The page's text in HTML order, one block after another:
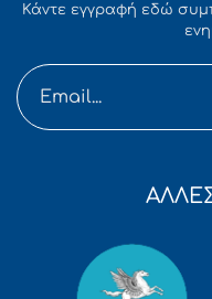
Κάντε εγγραφή εδώ